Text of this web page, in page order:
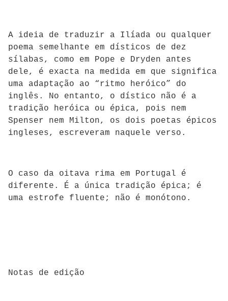
A ideia de traduzir a Ilíada ou qualquer
poema semelhante em dísticos de dez
sílabas, como em Pope e Dryden antes
dele, é exacta na medida em que significa
uma adaptação ao “ritmo heróico” do
inglês. No entanto, o dístico não é a
tradição heróica ou épica, pois nem
Spenser nem Milton, os dois poetas épicos
ingleses, escreveram naquele verso.
O caso da oitava rima em Portugal é
diferente. É a única tradição épica; é
uma estrofe fluente; não é monótono.
Notas de edição